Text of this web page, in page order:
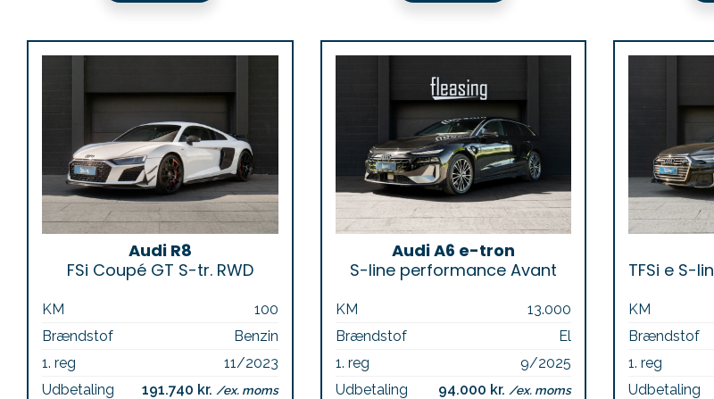
Audi R8
FSi Coupé GT S-tr. RWD
KM
100
Brændstof
Benzin
1. reg
11/2023
Udbetaling
191.740 kr. /ex. moms
Audi A6 e-tron
S-line performance Avant
KM
13.000
Brændstof
El
1. reg
9/2025
Udbetaling
94.000 kr. /ex. moms
KM
Brændstof
1. reg
Udbetaling